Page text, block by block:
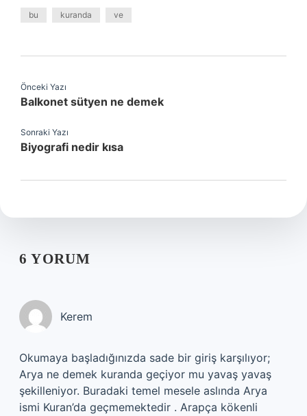
bu kuranda ve
Önceki Yazı
Balkonet sütyen ne demek
Sonraki Yazı
Biyografi nedir kısa
6 YORUM
Kerem
Okumaya başladığınızda sade bir giriş karşılıyor;
Arya ne demek kuranda geçiyor mu yavaş yavaş
şekilleniyor. Buradaki temel mesele aslında Arya
ismi Kuran’da geçmemektedir . Arapça kökenli